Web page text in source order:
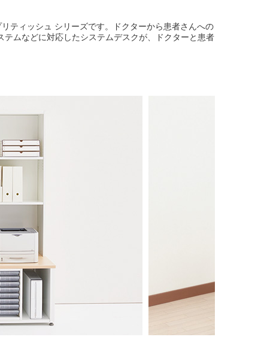
ティッシュ シリーズです。ドクターから患者さんへの
ムなどに対応したシステムデスクが、ドクターと患者